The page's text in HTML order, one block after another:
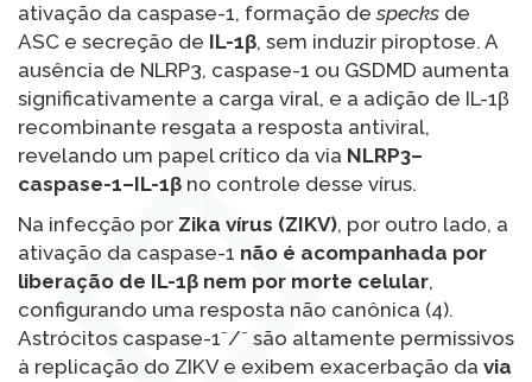
ativação da caspase-1, formação despecks de
ASC e secreção de IL-1β, sem induzir piroptose. A
ausência de NLRP3, caspase-1 ou GSDMD aumenta
significativamente a carga viral, e a adição de IL-1β
recombinante resgata a resposta antiviral,
revelando um papel crítico da via NLRP3–
caspase-1–IL-1β no controle desse vírus.
Na infecção por Zika vírus (ZIKV), por outro lado, a
ativação da caspase-1 não é acompanhada por
liberação de IL-1β nem por morte celular,
configurando uma resposta não canônica (4).
Astrócitos caspase-1⁻/⁻ são altamente permissivos
à replicação do ZIKV e exibem exacerbação da via